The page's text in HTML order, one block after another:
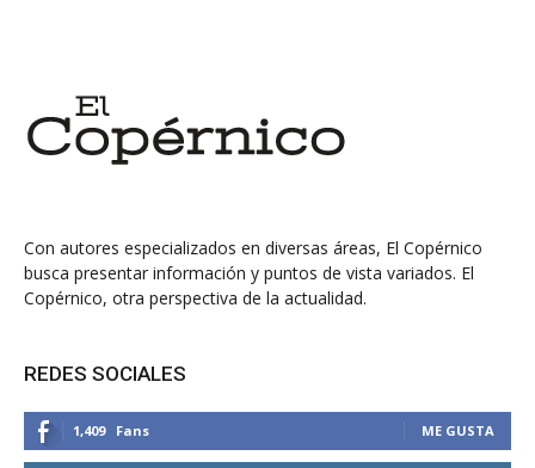
Con autores especializados en diversas áreas, El Copérnico
busca presentar información y puntos de vista variados. El
Copérnico, otra perspectiva de la actualidad.
REDES SOCIALES
1,409 Fans ME GUSTA